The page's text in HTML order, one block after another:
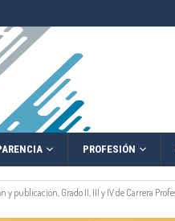
PROFESIÓN
publicación, Grado II, III y IV de Carrera